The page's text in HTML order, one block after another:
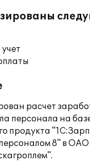
расчет
персонала на
продукта
8" в ОАО